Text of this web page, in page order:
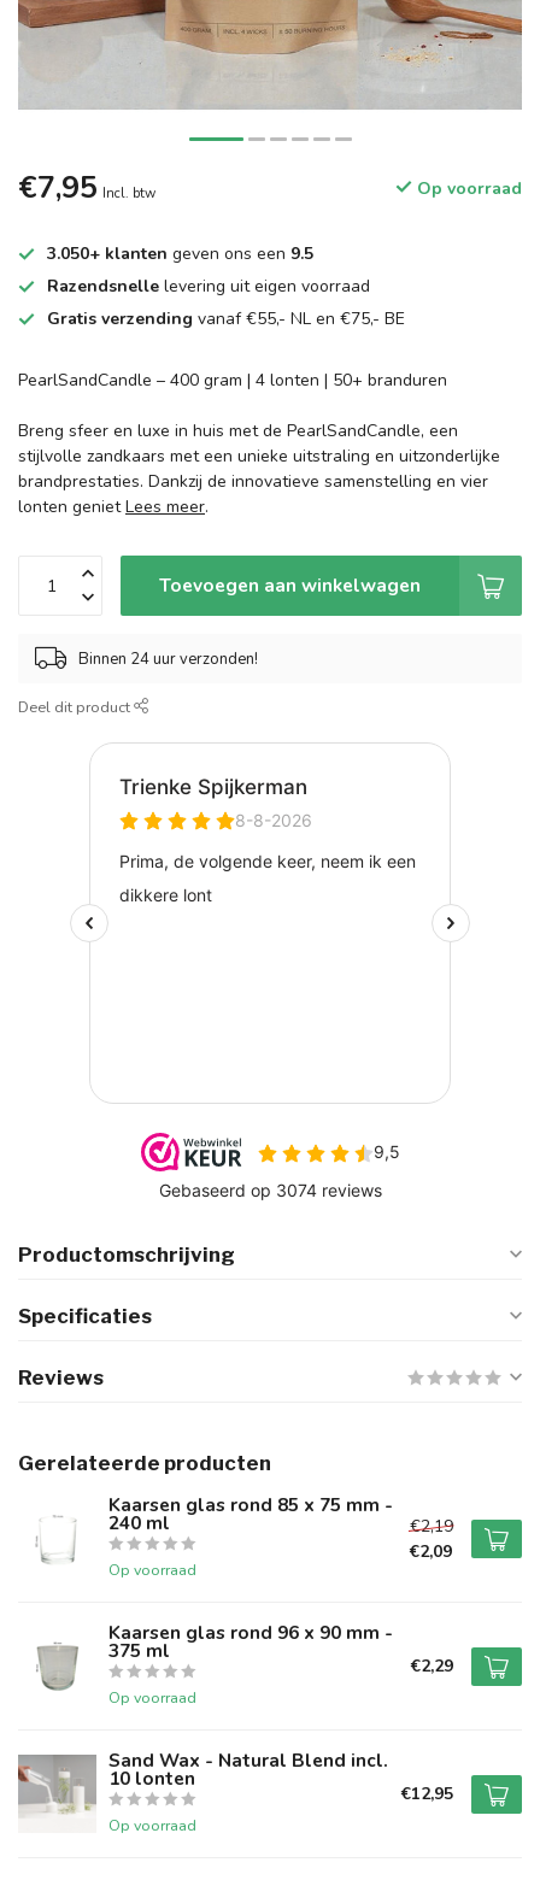
€7,95 Incl. btw Op voorraad
3.050+ klanten geven ons een 9.5
Razendsnelle levering uit eigen voorraad
Gratis verzending vanaf €55,- NL en €75,- BE
PearlSandCandle – 400 gram | 4 lonten | 50+ branduren
Breng sfeer en luxe in huis met de PearlSandCandle, een
stijlvolle zandkaars met een unieke uitstraling en uitzonderlijke
brandprestaties. Dankzij de innovatieve samenstelling en vier
lonten genietLees meer.
Toevoegen aan winkelwagen
Binnen 24 uur verzonden!
Deel dit product
Productomschrijving
Specificaties
Reviews
Gerelateerde producten
Kaarsen glas rond 85 x 75 mm -
240 ml
Op voorraad
€2,19
€2,09
Kaarsen glas rond 96 x 90 mm -
375 ml
Op voorraad
€2,29
Sand Wax - Natural Blend incl.
10 lonten
Op voorraad
€12,95